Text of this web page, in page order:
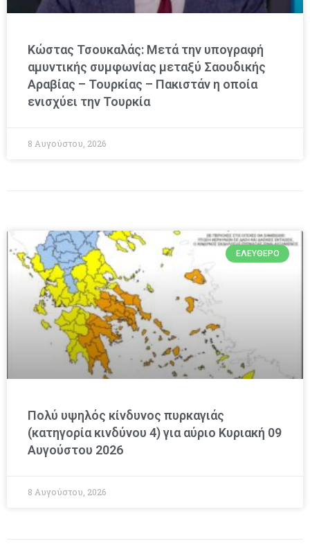
Κώστας Τσουκαλάς: Μετά την υπογραφή
αμυντικής συμφωνίας μεταξύ Σαουδικής
Αραβίας – Τουρκίας – Πακιστάν η οποία
ενισχύει την Τουρκία
8 Αυγούστου, 2026
ΕΛΕΎΘΕΡΟ
Πολύ υψηλός κίνδυνος πυρκαγιάς
(κατηγορία κινδύνου 4) για αύριο Κυριακή 09
Αυγούστου 2026
8 Αυγούστου, 2026